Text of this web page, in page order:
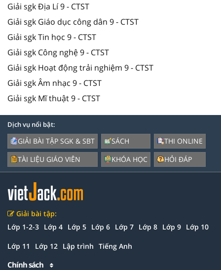
Giải sgk Địa Lí 9 - CTST
Giải sgk Giáo dục công dân 9 - CTST
Giải sgk Tin học 9 - CTST
Giải sgk Công nghệ 9 - CTST
Giải sgk Hoạt động trải nghiệm 9 - CTST
Giải sgk Âm nhạc 9 - CTST
Giải sgk Mĩ thuật 9 - CTST
Dịch vụ nổi bật:
GIẢI BÀI TẬP SGK & SBT
TÀI LIỆU GIÁO VIÊN
SÁCH
KHÓA HỌC
THI ONLINE
HỎI ĐÁP
Giải bài tập:
Lớp 1-2-3 Lớp 4 Lớp 5 Lớp 6 Lớp 7 Lớp 8 Lớp 9 Lớp 10
Lớp 11 Lớp 12 Lập trình Tiếng Anh
Chính sách